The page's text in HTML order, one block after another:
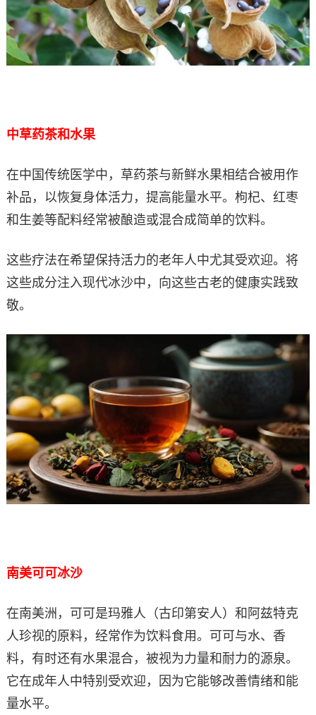
中草药茶和水果
在中国传统医学中，草药茶与新鲜水果相结合被用作
补品，以恢复身体活力，提高能量水平。枸杞、红枣
和生姜等配料经常被酿造或混合成简单的饮料。
这些疗法在希望保持活力的老年人中尤其受欢迎。将
这些成分注入现代冰沙中，向这些古老的健康实践致
敬。
南美可可冰沙
在南美洲，可可是玛雅人（古印第安人）和阿兹特克
人珍视的原料，经常作为饮料食用。可可与水、香
料，有时还有水果混合，被视为力量和耐力的源泉。
它在成年人中特别受欢迎，因为它能够改善情绪和能
量水平。